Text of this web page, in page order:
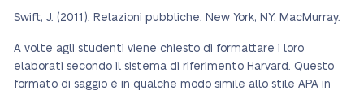
Swift, J. (2011). Relazioni pubbliche. New York, NY: MacMurray.
A volte agli studenti viene chiesto di formattare i loro
elaborati secondo il sistema di riferimento Harvard. Questo
formato di saggio è in qualche modo simile allo stile APA in